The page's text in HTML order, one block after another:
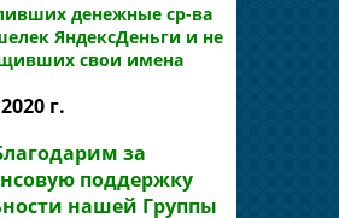
денежные ср-ва
ЯндексДеньги и не
свои имена
г.
за
поддержку
нашей Группы